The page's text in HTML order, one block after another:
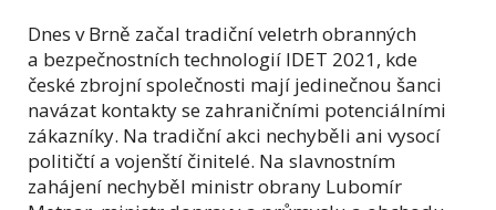
Dnes v Brně začal tradiční veletrh obranných
a bezpečnostních technologií IDET 2021, kde
české zbrojní společnosti mají jedinečnou šanci
navázat kontakty se zahraničními potenciálními
zákazníky. Na tradiční akci nechyběli ani vysocí
političtí a vojenští činitelé. Na slavnostním
zahájení nechyběl ministr obrany Lubomír